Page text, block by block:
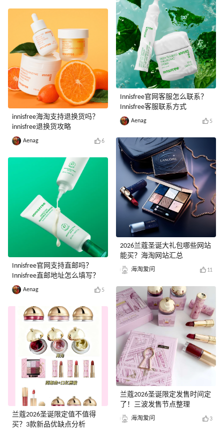
innisfree海淘支持退换货吗？
innisfree退换货攻略
Aenag 6
Innisfree官网支持直邮吗？
Innisfree直邮地址怎么填写？
Aenag 5
兰蔻2026圣诞限定值不值得
买？3款新品优缺点分析
Innisfree官网客服怎么联系？
Innisfree客服联系方式
Aenag 5
2026兰蔻圣诞大礼包哪些网站
能买？海淘网站汇总
海淘爱问 11
兰蔻2026圣诞限定发售时间定
了！三波发售节点整理
海淘爱问 3